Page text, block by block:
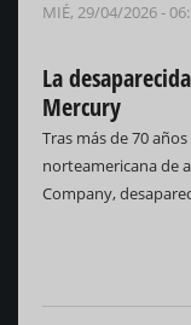
MIÉ, 29/04/2026 -
La
Mercury
Tras más de 70
norteamericana de
Company,